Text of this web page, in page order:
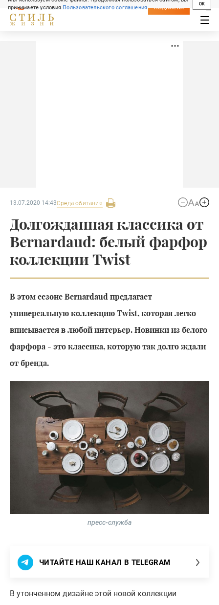
принимаете условияПользовательского соглашения
OK
СВЕЖИЙ НОМЕР
ПОДПИСКА
13.07.2020 14:43Среда обитания
Долгожданная классика от
Bernardaud: белый фарфор
коллекции Twist
В этом сезоне Bernardaud предлагает
универсальную коллекцию Twist, которая легко
вписывается в любой интерьер. Новинки из белого
фарфора - это классика, которую так долго ждали
от бренда.
пресс-служба
ЧИТАЙТЕ НАШ КАНАЛ В TELEGRAM
В утонченном дизайне этой новой коллекции